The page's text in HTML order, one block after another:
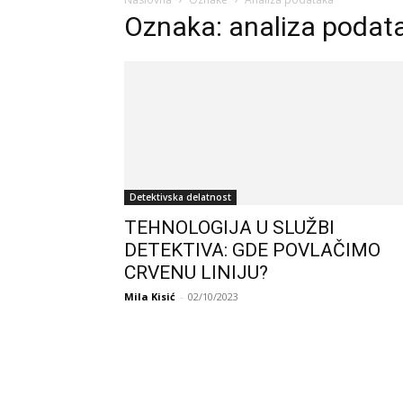
Oznaka: analiza
Detektivska delatnost
TEHNOLOGIJA U SLUŽBI
DETEKTIVA: GDE POVLAČIMO
CRVENU LINIJU?
Mila Kisić - 02/10/2023